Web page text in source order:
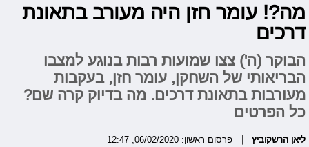
מה?! עומר חזן היה מעורב בתאונת
דרכים
הבוקר (ה') צצו שמועות רבות בנוגע למצבו
הבריאותי של השחקן, עומר חזן, בעקבות
מעורבות בתאונת דרכים. מה בדיוק קרה שם?
כל הפרטים
ליאן הרשקוביץ פרסום ראשון: 06/02/2020, 12:47